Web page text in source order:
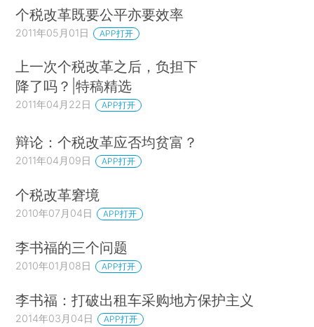
个税改革既要公平亦要效率
2011年05月01日 APP打开
上一次个税改革之后，负担下
降了吗？|特稿精选
2011年04月22日 APP打开
辩论：个税改革应否均贫富？
2011年04月09日 APP打开
个税改革窘境
2010年07月04日 APP打开
李书福的三个问题
2010年01月08日 APP打开
李书福：打破出租车采购地方保护主义
2014年03月04日 APP打开